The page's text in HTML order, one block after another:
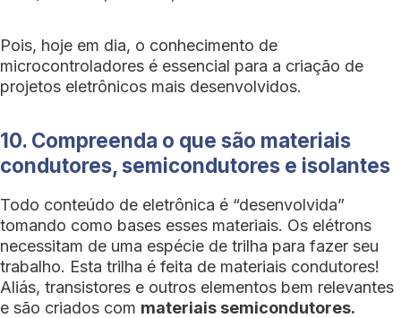
Pois, hoje em dia, o conhecimento de
microcontroladores é essencial para a criação de
projetos eletrônicos mais desenvolvidos.
10. Compreenda o que são materiais
condutores, semicondutores e isolantes
Todo conteúdo de eletrônica é “desenvolvida”
tomando como bases esses materiais. Os elétrons
necessitam de uma espécie de trilha para fazer seu
trabalho. Esta trilha é feita de materiais condutores!
Aliás, transistores e outros elementos bem relevantes
e são criados com materiais semicondutores.